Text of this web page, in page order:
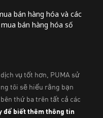
bán hàng hóa và các
bán hàng hóa số
Minh, Việt Nam
Hệ